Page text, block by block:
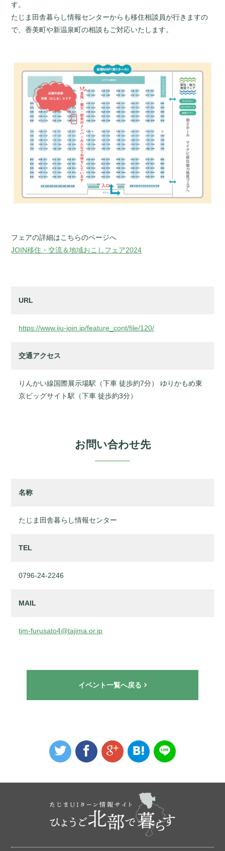
す。
たじま田舎暮らし情報センターからも移住相談員が行きますの
で、香美町や新温泉町の相談もご対応いたします。
フェアの詳細はこちらのページへ
JOIN移住・交流＆地域おこしフェア2024
URL
https://www.iju-join.jp/feature_cont/file/120/
交通アクセス
りんかい線国際展示場駅（下車 徒歩約7分） ゆりかもめ東
京ビッグサイト駅（下車 徒歩約3分）
お問い合わせ先
名称
たじま田舎暮らし情報センター
TEL
0796-24-2246
MAIL
tjm-furusato4@tajima.or.jp
イベント一覧へ戻る